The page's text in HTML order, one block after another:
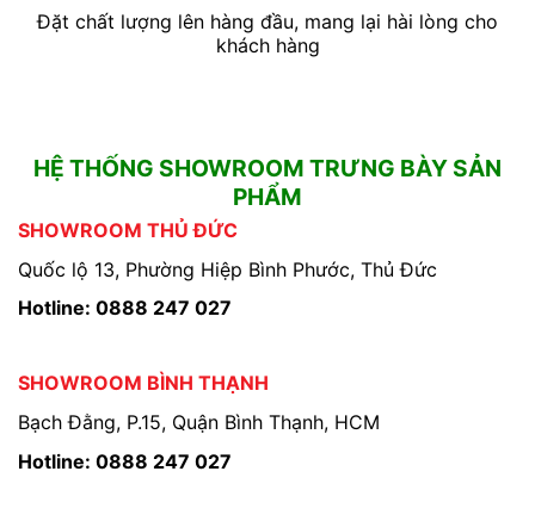
Đặt chất lượng lên hàng đầu, mang lại hài lòng cho
khách hàng
HỆ THỐNG SHOWROOM TRƯNG BÀY SẢN
PHẨM
SHOWROOM THỦ ĐỨC
Quốc lộ 13, Phường Hiệp Bình Phước, Thủ Đức
Hotline: 0888 247 027
SHOWROOM BÌNH THẠNH
Bạch Đằng, P.15, Quận Bình Thạnh, HCM
Hotline: 0888 247 027